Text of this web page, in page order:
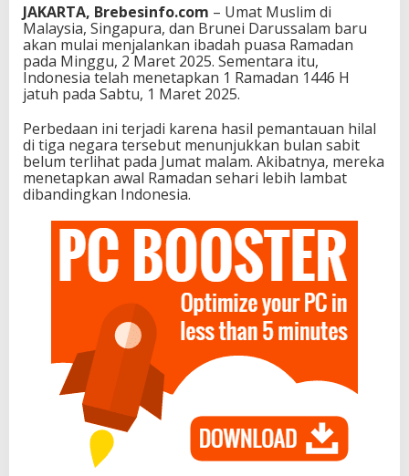
JAKARTA, Brebesinfo.com – Umat Muslim di
Malaysia, Singapura, dan Brunei Darussalam baru
akan mulai menjalankan ibadah puasa Ramadan
pada Minggu, 2 Maret 2025. Sementara itu,
Indonesia telah menetapkan 1 Ramadan 1446 H
jatuh pada Sabtu, 1 Maret 2025.
Perbedaan ini terjadi karena hasil pemantauan hilal
di tiga negara tersebut menunjukkan bulan sabit
belum terlihat pada Jumat malam. Akibatnya, mereka
menetapkan awal Ramadan sehari lebih lambat
dibandingkan Indonesia.